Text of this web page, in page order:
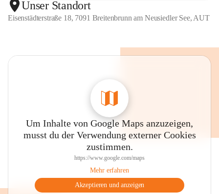
Unser Standort
Eisenstädterstraße 18, 7091 Breitenbrunn am Neusiedler See, AUT
Um Inhalte von Google Maps anzuzeigen,
musst du der Verwendung externer Cookies
zustimmen.
https://www.google.com/maps
Mehr erfahren
Akzeptieren und anzeigen